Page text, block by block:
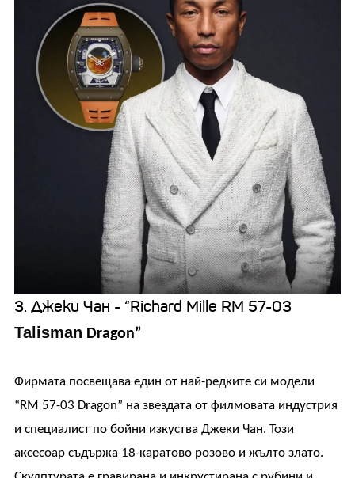
3. Джеки Чан - “Richard Mille RM 57-03
Talisman Dragon”
Фирмата посвещава един от най-редките си модели
“RM 57-03 Dragon” на звездата от филмовата индустрия
и специалист по бойни изкуства Джеки Чан. Този
аксесоар съдържа 18-каратово розово и жълто злато.